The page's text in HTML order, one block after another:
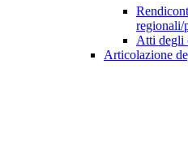
regionali/
Atti degli
Articolazione